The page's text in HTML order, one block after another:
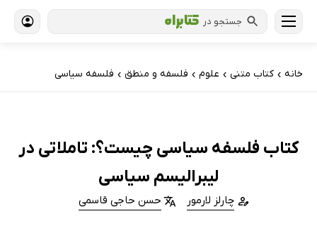
جستجو در
خانه › کتاب‌ متنی › علوم › فلسفه و منطق › فلسفه سیاسی
کتاب فلسفه سیاسی چیست؟: تاملاتی در
لیبرالیسم سیاسی
چارلز لارمور حسن حاجی قاسمی